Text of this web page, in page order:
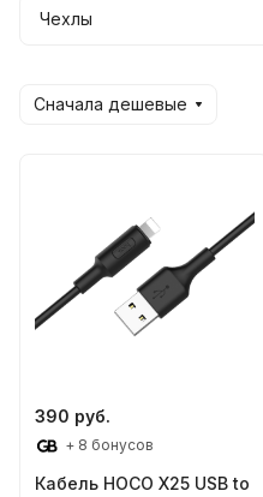
Чехлы
Сначала дешевые
390 руб.
+ 8 бонусов
Кабель HOCO X25 USB to